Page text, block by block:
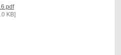
KB]